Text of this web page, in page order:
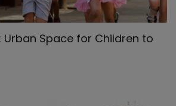
Urban Space for Children to